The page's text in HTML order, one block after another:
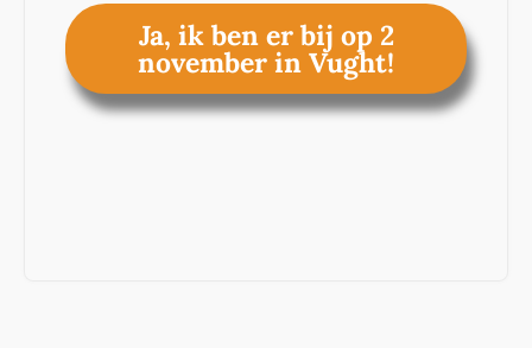
Ja, ik ben er bij op 2
november in Vught!